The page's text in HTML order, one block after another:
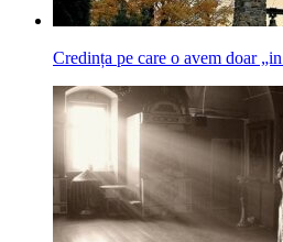
Credința pe care o avem doar